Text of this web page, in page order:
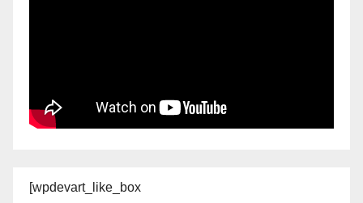
[wpdevart_like_box